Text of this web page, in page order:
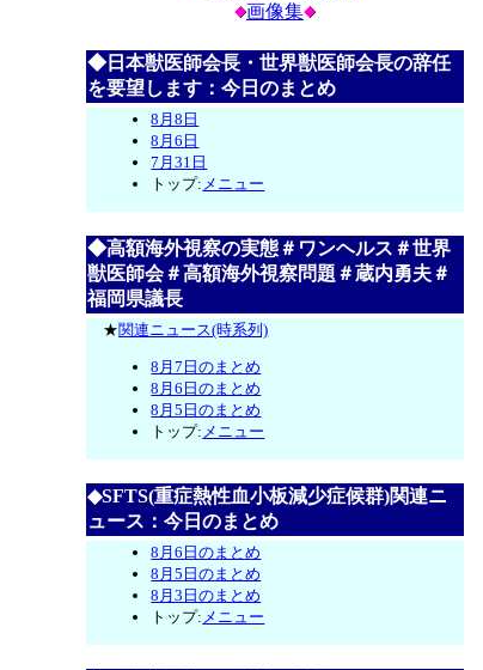
画像集
◆日本獣医師会長・世界獣医師会長の辞任
を要望します：今日のまとめ
8月8日
8月6日
7月31日
トップ: メニュー
◆高額海外視察の実態＃ワンヘルス＃世界
獣医師会＃高額海外視察問題＃蔵内勇夫＃
福岡県議長
★関連ニュース(時系列)
8月7日のまとめ
8月6日のまとめ
8月5日のまとめ
トップ: メニュー
◆SFTS(重症熱性血小板減少症候群)関連ニ
ュース：今日のまとめ
8月6日のまとめ
8月5日のまとめ
8月3日のまとめ
トップ: メニュー